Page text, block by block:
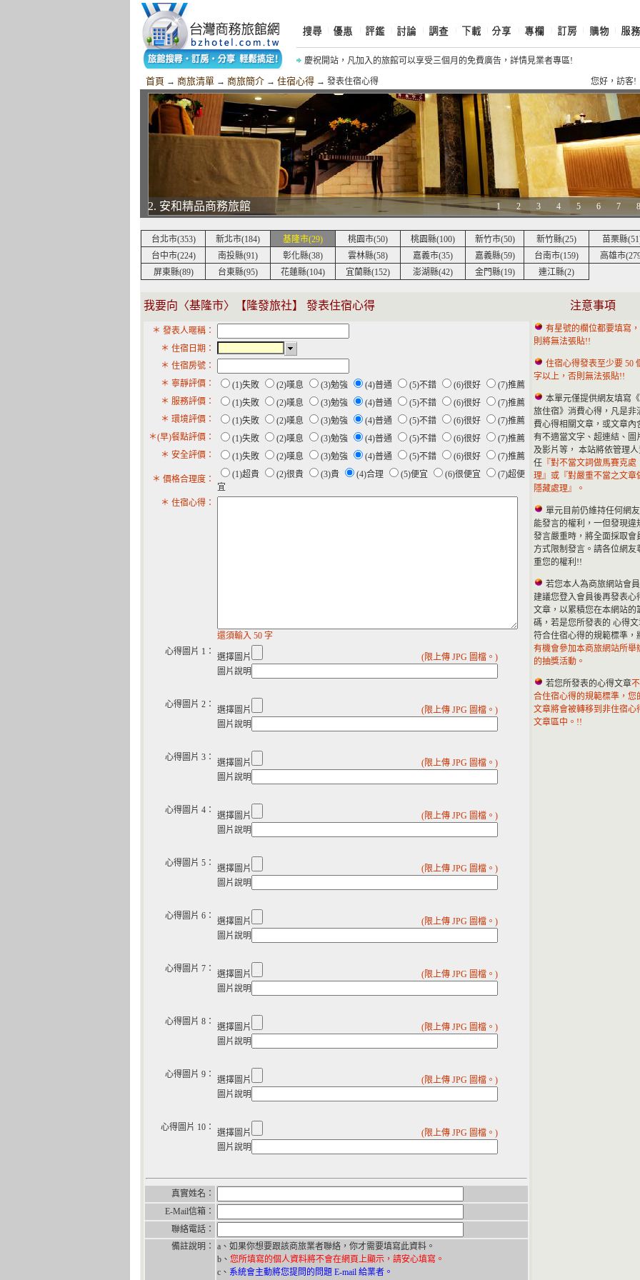
慶祝開站，凡加入的旅館可以享受三個月的免費廣告，詳情見業者專區!
首頁 → 商旅清單 → 商旅簡介 → 住宿心得 → 發表住宿心得 您好，
2. 安和精品商務旅館 8
7
6
5
4
3
2
1
台北市(353) 新北市(184) 基隆市(29) 桃園市(50) 桃園縣(100) 新竹市(50) 新竹縣(25)
苗栗縣
台中市(224)
南投縣(91) 彰化縣(38) 雲林縣(58) 嘉義市(35) 嘉義縣(59) 台南市(159)
高雄市
屏東縣(89)
台東縣(95) 花蓮縣(104) 宜蘭縣(152) 澎湖縣(42) 金門縣(19) 連江縣(2)
我要向〈基隆市〉【隆發旅社】 發表住宿心得 注意事項
＊ 發表人暱稱：
＊ 住宿日期：
＊ 住宿房號：
＊ 寧靜評價：
(1)失敗 (2)嘆息 (3)勉強 (4)普通 (5)不錯 (6)很好
(7)推薦
＊ 服務評價：
(1)失敗 (2)嘆息 (3)勉強 (4)普通 (5)不錯 (6)很好
(7)推薦
＊ 環境評價：
(1)失敗 (2)嘆息 (3)勉強 (4)普通 (5)不錯 (6)很好
(7)推薦
＊(早)餐點評價：
(1)失敗 (2)嘆息 (3)勉強 (4)普通 (5)不錯 (6)很好
(7)推薦
＊ 安全評價：
(1)失敗 (2)嘆息 (3)勉強 (4)普通 (5)不錯 (6)很好 (7)推薦
＊ 價格合理度： (1)超貴 (2)很貴 (3)貴 (4)合理 (5)便宜 (6)很便宜
(7)超便
宜
＊ 住宿心得：
還須輸入 50 字
心得圖片 1：
選擇圖片
(限上傳 JPG 圖檔。)
圖片說明
心得圖片 2：
選擇圖片
(限上傳 JPG 圖檔。)
圖片說明
心得圖片 3：
選擇圖片
(限上傳 JPG 圖檔。)
圖片說明
心得圖片 4：
選擇圖片
(限上傳 JPG 圖檔。)
圖片說明
心得圖片 5：
選擇圖片
(限上傳 JPG 圖檔。)
圖片說明
心得圖片 6：
選擇圖片
(限上傳 JPG 圖檔。)
圖片說明
心得圖片 7：
選擇圖片
(限上傳 JPG 圖檔。)
圖片說明
心得圖片 8：
選擇圖片
(限上傳 JPG 圖檔。)
圖片說明
心得圖片 9：
選擇圖片
(限上傳 JPG 圖檔。)
圖片說明
心得圖片 10：
選擇圖片
(限上傳 JPG 圖檔。)
圖片說明
真實姓名：
E-Mail信箱：
聯絡電話：
備註說明：
a、如果你想要跟該商旅業者聯絡，你才需要填寫此資料。
b、 您所填寫的個人資料將不會在網頁上顯示，請安心填寫。
c、 系統會主動將您提問的問題 E-mail 給業者。
有星號的欄位都要填寫
則將無法張貼!!
住宿心得發表至少要 50
字以上，否則無法張貼!!
本單元僅提供網友填寫
旅住宿》消費心得，凡是非
費心得相關文章，或文章內
有不適當文字、超連結、圖
及影片等， 本站將依管理
任 『對不當文詞做馬賽克處
理』或『對嚴重不當之文章
隱藏處理』。
單元目前仍維持任何網
能發言的權利，一但發現違
發言嚴重時，將全面採取會
方式限制發言。請各位網友
重您的權利!!
若您本人為商旅網站會員
建議您登入會員後再發表心
文章，以累積您在本網站的
碼，若是您所發表的 心得
符合住宿心得的規範標準，
有機會參加本商旅網站所舉
的抽獎活動。
若您所發表的心得文章
合住宿心得的規範標準，您
文章將會被轉移到非住宿心
文章區中。!!